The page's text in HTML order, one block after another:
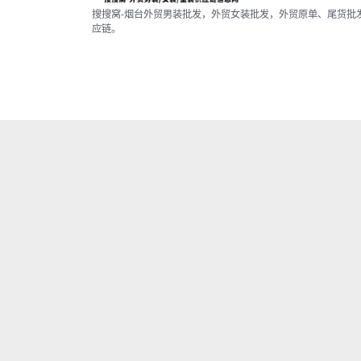
搜搜窝-烟台外贸男装批发，外贸女装批发，外贸原单、尾货批
应链。